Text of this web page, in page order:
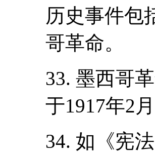
历史事件包
哥革命。
33. 墨西哥
于1917年2
34. 如《宪